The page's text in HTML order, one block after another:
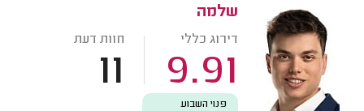
שלמה
דירוג כללי
9.91
חוות דעת
11
פנוי השבוע